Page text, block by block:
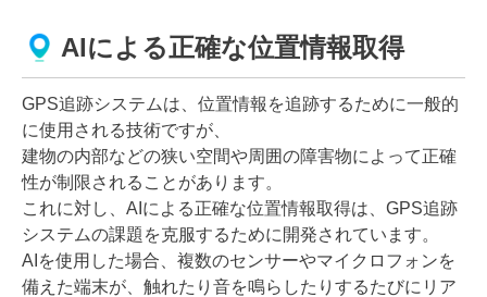
AIによる正確な位置情報取得
GPS追跡システムは、位置情報を追跡するために一般的
に使用される技術ですが、
建物の内部などの狭い空間や周囲の障害物によって正確
性が制限されることがあります。
これに対し、AIによる正確な位置情報取得は、GPS追跡
システムの課題を克服するために開発されています。
AIを使用した場合、複数のセンサーやマイクロフォンを
備えた端末が、触れたり音を鳴らしたりするたびにリア